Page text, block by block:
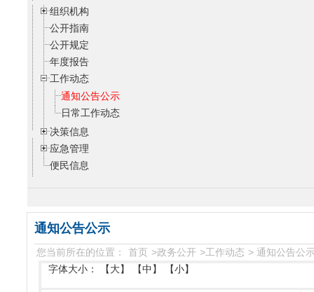
组织机构
公开指南
公开规定
年度报告
工作动态
通知公告公示
日常工作动态
决策信息
应急管理
便民信息
通知公告公示
您当前所在的位置： 首页 >政务公开 >工作动态 >通知公告公
字体大小：
【大】 【中】 【小】